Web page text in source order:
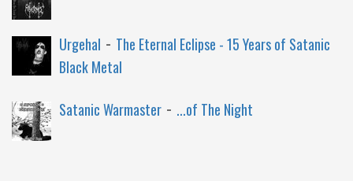
Urgehal - The Eternal Eclipse - 15 Years of Satanic
Black Metal
Satanic Warmaster - ...of The Night